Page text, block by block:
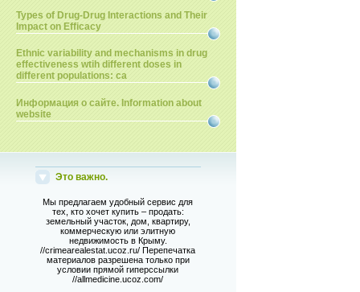
Types of Drug-Drug Interactions and Their
Impact on Efficacy
Ethnic variability and mechanisms in drug
effectiveness wtih different doses in
different populations: ca
Информация о сайте. Information about
website
Это важно.
Мы предлагаем удобный сервис для
тех, кто хочет купить – продать:
земельный участок, дом, квартиру,
коммерческую или элитную
недвижимость в Крыму.
//crimearealestat.ucoz.ru/ Перепечатка
материалов разрешена только при
условии прямой гиперссылки
//allmedicine.ucoz.com/